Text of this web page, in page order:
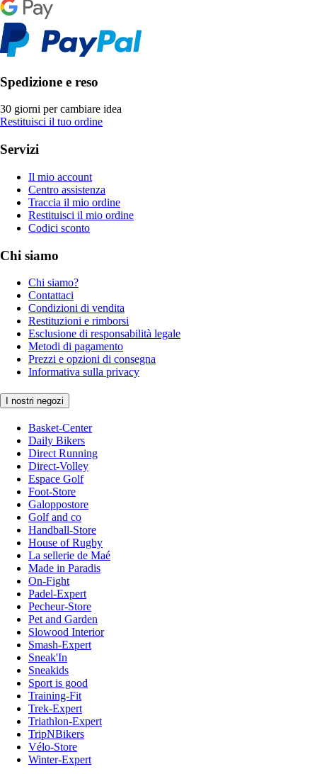
Spedizione e reso
30 giorni per cambiare idea
Restituisci il tuo ordine
Servizi
Il mio account
Centro assistenza
Traccia il mio ordine
Restituisci il mio ordine
Codici sconto
Chi siamo
Chi siamo?
Contattaci
Condizioni di vendita
Restituzioni e rimborsi
Esclusione di responsabilità legale
Metodi di pagamento
Prezzi e opzioni di consegna
Informativa sulla privacy
I nostri negozi
Basket-Center
Daily Bikers
Direct Running
Direct-Volley
Espace Golf
Foot-Store
Galoppostore
Golf and co
Handball-Store
House of Rugby
La sellerie de Maé
Made in Paradis
On-Fight
Padel-Expert
Pecheur-Store
Pet and Garden
Slowood Interior
Smash-Expert
Sneak'In
Sneakids
Sport is good
Training-Fit
Trek-Expert
Triathlon-Expert
TripNBikers
Vélo-Store
Winter-Expert